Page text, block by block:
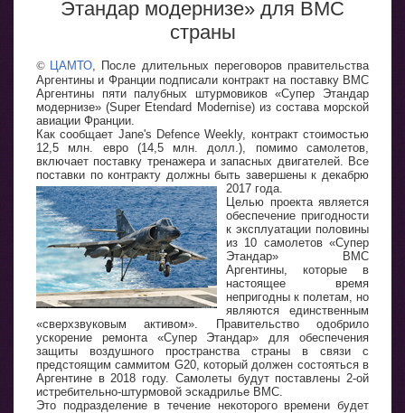
Этандар модернизе» для ВМС
страны
© ЦАМТО , После длительных переговоров правительства
Аргентины и Франции подписали контракт на поставку ВМС
Аргентины пяти палубных штурмовиков «Супер Этандар
модернизе» (Super Etendard Modernise) из состава морской
авиации Франции.
Как сообщает Jane's Defence Weekly, контракт стоимостью
12,5 млн. евро (14,5 млн. долл.), помимо самолетов,
включает поставку тренажера и запасных двигателей. Все
поставки по контракту должны быть завершены к декабрю
2017 года.
Целью проекта является
обеспечение пригодности
к эксплуатации половины
из 10 самолетов «Супер
Этандар» ВМС
Аргентины, которые в
настоящее время
непригодны к полетам, но
являются единственным
«сверхзвуковым активом». Правительство одобрило
ускорение ремонта «Супер Этандар» для обеспечения
защиты воздушного пространства страны в связи с
предстоящим саммитом G20, который должен состояться в
Аргентине в 2018 году. Самолеты будут поставлены 2-ой
истребительно-штурмовой эскадрилье ВМС.
Это подразделение в течение некоторого времени будет